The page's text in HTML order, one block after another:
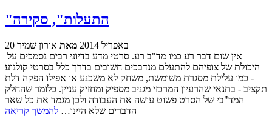
"התעלות", סקירה
20 באפריל 2014 מאת אורון שמיר
היכולת של צופיהם להתעלם מנדבכים חשובים בדרך כלל בסרטי קולנוע
- כמו עלילת מסגרת משומשת, משחק לא משכנע או אפילו הפקה דלת
תקציב - בתנאי שהרעיון המרכזי מגניב מספיק ומחזיק עניין. כלומר שהחלק
המד"בי של הסרט פשוט עושה את העבודה ולכן מגמד את כל שאר
הדברים שלא היינו… להמשך קריאה